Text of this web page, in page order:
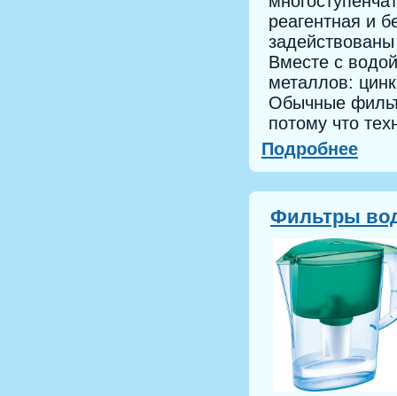
реагентная и
Вместе с
металлов:
Обычные
потому что
Подробнее
Фильтры